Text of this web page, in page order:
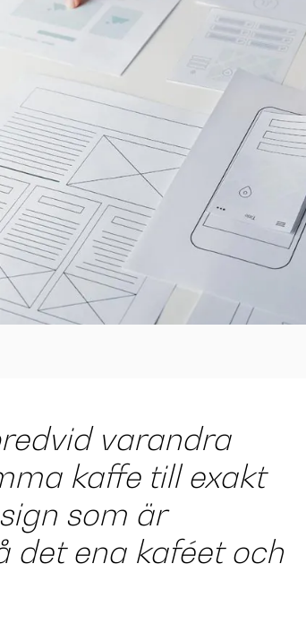
varandra
kaffe till exakt
som är
det ena kaféet och